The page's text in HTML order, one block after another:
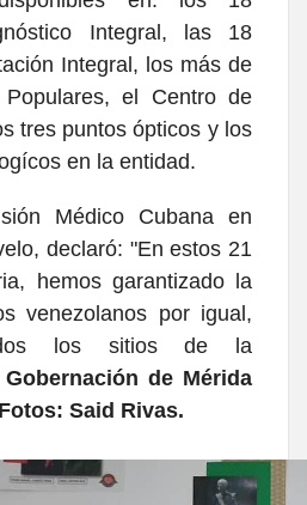
Integral, las 18
Integral, los más de
Populares, el Centro de
tres puntos ópticos y los
en la entidad.
Médico Cubana en
declaró: "En estos 21
hemos garantizado la
venezolanos por igual,
los sitios de la
Gobernación de Mérida
Said Rivas.